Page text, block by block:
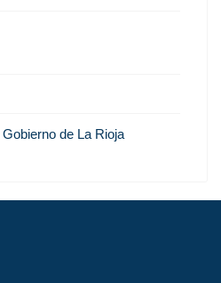
de La Rioja